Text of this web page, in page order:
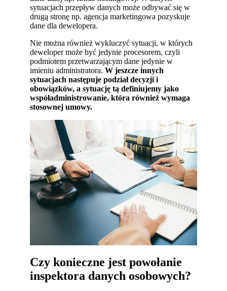
sytuacjach przepływ danych może odbywać się w
drugą stronę np. agencja marketingowa pozyskuje
dane dla dewelopera.
Nie można również wykluczyć sytuacji, w których
deweloper może być jedynie procesorem, czyli
podmiotem przetwarzającym dane jedynie w
imieniu administratora.W jeszcze innych
sytuacjach następuje podział decyzji i
obowiązków, a sytuację tą definiujemy jako
współadministrowanie, która również wymaga
stosownej umowy.
Czy konieczne jest powołanie
inspektora danych osobowych?